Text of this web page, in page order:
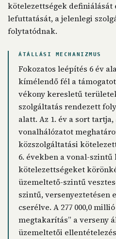
kötelezettségek definiálását
lefuttatását, a jelenlegi
folytatódnak.
ÁTÁLLÁSI MECHANIZMUS
Fokozatos leépítés 6 év
kímélendő fél a
vékony keresletű
szolgáltatás rendezett
alatt. Az 1. év a sort
vonalhálózatot
közszolgáltatási
6. években a vonal-
kötelezettségeket
üzemeltető-szintű
szintű, versenyeztetésen
cserélve. A 277 000,0
megtakarítás” a verseny
üzemeltetői